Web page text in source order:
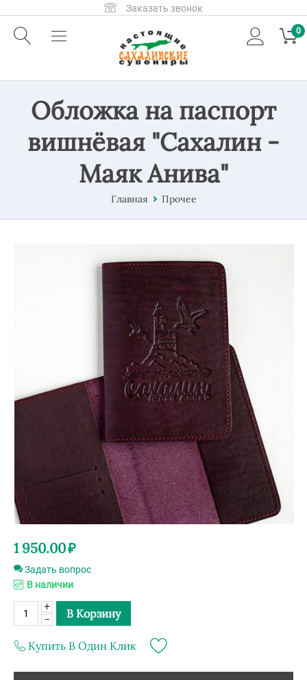
Заказать звонок
0
Обложка на паспорт
вишнёвая "Сахалин -
Маяк Анива"
Главная Прочее
1 950.00₽
Задать вопрос
В наличии
+
−
В Корзину
Купить В Один Клик